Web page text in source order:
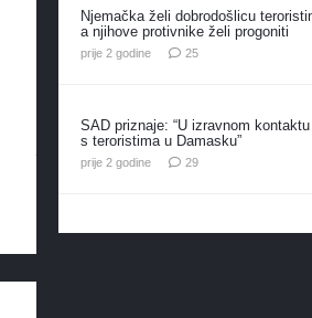
Njemačka želi dobrodošlicu
a njihove protivnike želi progoniti
prije 2 godine 25komentara
SAD priznaje: “U izravnom
s teroristima u Damasku”
prije 2 godine 29komentara